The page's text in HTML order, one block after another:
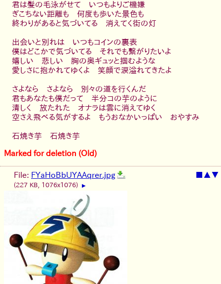
君は髪の毛泳がせて いつもよりご機嫌
ぎこちない距離も 何度も歩いた景色も
終わりがあると気づいてる 消えてく街の灯
出会いと別れは いつもコインの裏表
僕はどこかで気づいてる それでも繋がりたいよ
嬉しい 悲しい 胸の奥ギュッと掴むような
愛しさに抱かれてゆくよ 笑顔で涙溢れてきたよ
さよなら さよなら 別々の道を行くんだ
君もあなたも僕だって 半分コの芋のように
清しく 放たれた オナラは雲に消えてゆく
空さえ飛べる気がするよ もうおなかいっぱい おやすみ
石焼き芋 石焼き芋
Marked for deletion (Old)
▲▼
File: FYaHoBbUYAAqrer.jpg
(227 KB, 1076x1076) ▶